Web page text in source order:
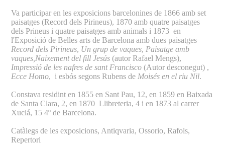
Va participar en les exposicions barcelonines de 1866 amb set
paisatges (Record dels Pirineus), 1870 amb quatre paisatges
dels Prineus i quatre paisatges amb animals i 1873 en
l'Exposició de Belles arts de Barcelona amb dues paisatges
Record dels Pirineus, Un grup de vaques, Paisatge amb
vaques, Naixement del fill Jesús (autor Rafael Mengs),
Impressió de les nafres de sant Francisco (Autor desconegut) ,
Ecce Homo, i esbós segons Rubens de Moisés en el riu Nil.
Constava residint en 1855 en Sant Pau, 12, en 1859 en Baixada
de Santa Clara, 2, en 1870 Llibreteria, 4 i en 1873 al carrer
Xuclá, 15 4º de Barcelona.
Catàlegs de les exposicions, Antiqvaria, Ossorio, Rafols,
Repertori